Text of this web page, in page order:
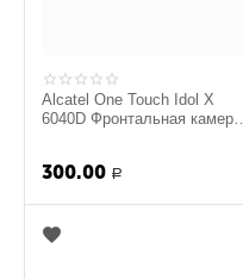
Alcatel One Touch Idol X
6040D Фронтальная камера
300.00 Р